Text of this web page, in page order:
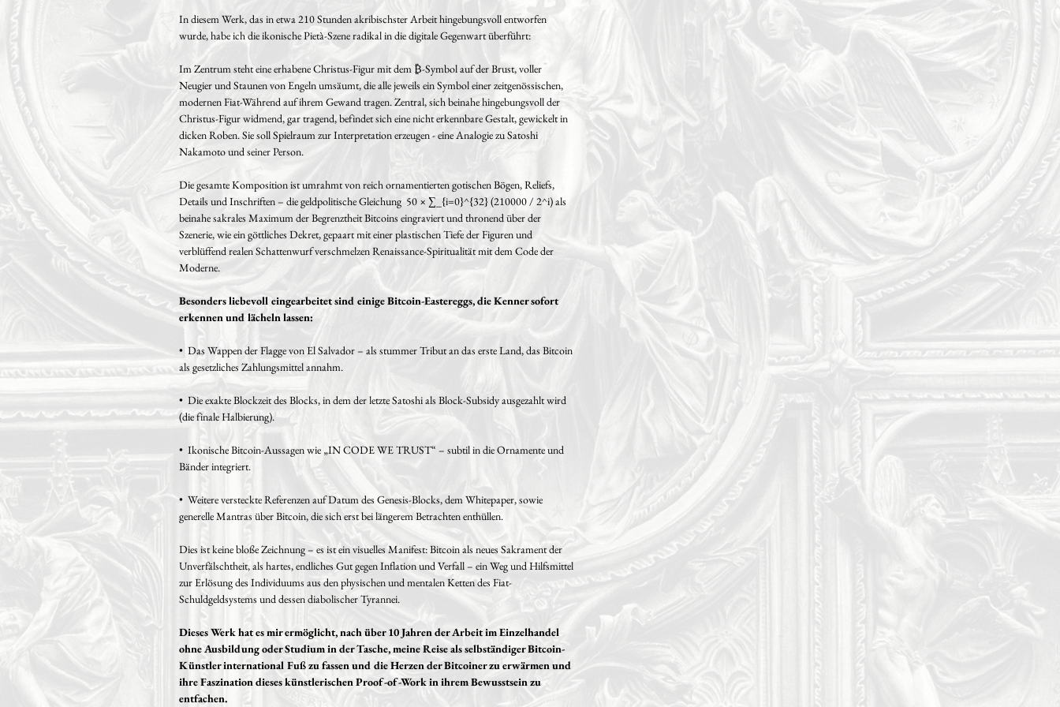
In diesem Werk, das in etwa 210 Stunden akribischster Arbeit hingebungsvoll entworfen
wurde, habe ich die ikonische Pietà-Szene radikal in die digitale Gegenwart überführt:
Im Zentrum steht eine erhabene Christus-Figur mit dem ₿-Symbol auf der Brust, voller
Neugier und Staunen von Engeln umsäumt, die alle jeweils ein Symbol einer zeitgenössischen,
modernen Fiat-Während auf ihrem Gewand tragen. Zentral, sich beinahe hingebungsvoll der
Christus-Figur widmend, gar tragend, befindet sich eine nicht erkennbare Gestalt, gewickelt in
dicken Roben. Sie soll Spielraum zur Interpretation erzeugen - eine Analogie zu Satoshi
Nakamoto und seiner Person.
Die gesamte Komposition ist umrahmt von reich ornamentierten gotischen Bögen, Reliefs,
Details und Inschriften – die geldpolitische Gleichung 50 × ∑_{i=0}^{32} (210000 / 2^i) als
beinahe sakrales Maximum der Begrenztheit Bitcoins eingraviert und thronend über der
Szenerie, wie ein göttliches Dekret, gepaart mit einer plastischen Tiefe der Figuren und
verblüffend realen Schattenwurf verschmelzen Renaissance-Spiritualität mit dem Code der
Moderne.
Besonders liebevoll eingearbeitet sind einige Bitcoin-Eastereggs, die Kenner sofort
erkennen und lächeln lassen:
• Das Wappen der Flagge von El Salvador – als stummer Tribut an das erste Land, das Bitcoin
als gesetzliches Zahlungsmittel annahm.
• Die exakte Blockzeit des Blocks, in dem der letzte Satoshi als Block-Subsidy ausgezahlt wird
(die finale Halbierung).
• Ikonische Bitcoin-Aussagen wie „IN CODE WE TRUST“ – subtil in die Ornamente und
Bänder integriert.
• Weitere versteckte Referenzen auf Datum des Genesis-Blocks, dem Whitepaper, sowie
generelle Mantras über Bitcoin, die sich erst bei längerem Betrachten enthüllen.
Dies ist keine bloße Zeichnung – es ist ein visuelles Manifest: Bitcoin als neues Sakrament der
Unverfälschtheit, als hartes, endliches Gut gegen Inflation und Verfall – ein Weg und Hilfsmittel
zur Erlösung des Individuums aus den physischen und mentalen Ketten des Fiat-
Schuldgeldsystems und dessen diabolischer Tyrannei.
Dieses Werk hat es mir ermöglicht, nach über 10 Jahren der Arbeit im Einzelhandel
ohne Ausbildung oder Studium in der Tasche, meine Reise als selbständiger Bitcoin-
Künstler international Fuß zu fassen und die Herzen der Bitcoiner zu erwärmen und
ihre Faszination dieses künstlerischen Proof-of-Work in ihrem Bewusstsein zu
entfachen.
• Monumentale Präsenz – wirkt wie ein echter Kathedralen-
Ausschnitt (empfohlen gerahmt ab 100×140 cm für maximale
• Ideal als zentrales Statement-Piece in Loft, Bitcoin-Headquarter,
privater Sammlung, oder Galerie.
• Inklusive Echtheitszertifikat, Signatur und optionaler
Dieses Werk herrscht in deinem Raum. Es fordert Haltung. Es
erinnert täglich: Wahre Werte sind knapp, hart, ewig – und voller
versteckter Schätze für die, die wirklich hinschauen.
Nur dieses eine Original ist verfügbar.
Eine seltene Gelegenheit, ein Stück lebendiger
Kunstgeschichte der Jetztzeit und gerade erst angefangener
Bitcoin-Ära zu besitzen – bevor es in einer privaten
Sammlung für immer verschwindet.
• Inklusive Echtheitszertifikat aus echtem, handgeschöpftem
• Material: Feiner Folia © Zeichenkarton, 290 g/m².
• Bestückt mit zwei Hahnemühle-Hologrammen, welche eine
einmalige Seriennummer tragen: ein Hologramm auf der Rückseite
der Zeichnung mit einer Schutzabdeckung und ein identisches
Hologramm auf dem beiliegenden Hahnemühle-Zertifikat.
• Der Titel, die Signatur, das Seriennummer Hologramm und die
Blockzeit befinden sich auf der Rückseite der Zeichnung.
Fixierspray, um ein Vergilben durch UV-Strahlung zu verhindern
und den Graphit zu konservieren.